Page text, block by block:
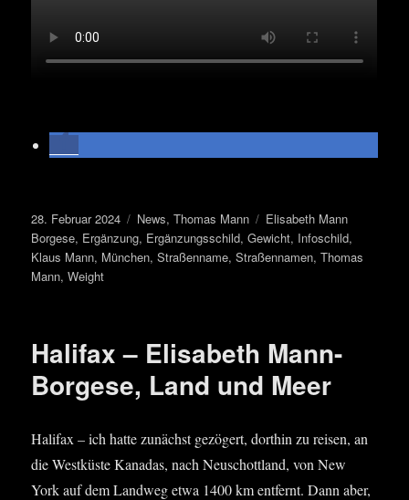
Veröffentlicht
am
28. Februar 2024 Kategorien
News,Thomas Mann Schlagwörter
Elisabeth Mann
Borgese, Ergänzung, Ergänzungsschild,Gewicht, Infoschild,
Klaus Mann, München,Straßenname,Straßennamen,Thomas
Mann,Weight
Halifax – Elisabeth Mann-
Borgese, Land und Meer
Hali­fax – ich hat­te zunächst gezö­gert, dort­hin zu rei­sen, an
die West­küs­te Kana­das, nach Neu­schott­land, von New
York auf dem Land­weg etwa 1400 km ent­fernt. Dann aber,